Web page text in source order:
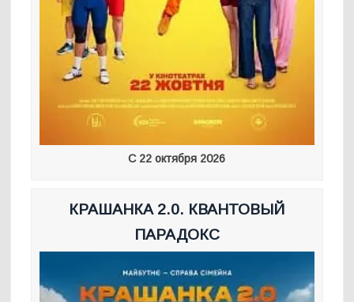
С 22 октября 2026
КРАШАНКА 2.0. КВАНТОВЫЙ
ПАРАДОКС